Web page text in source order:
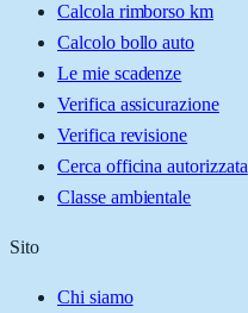
Calcola rimborso km
Calcolo bollo auto
Le mie scadenze
Verifica assicurazione
Verifica revisione
Cerca officina autorizzata
Classe ambientale
Sito
Chi siamo